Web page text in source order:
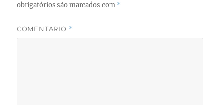
obrigatórios são marcados com *
COMENTÁRIO *